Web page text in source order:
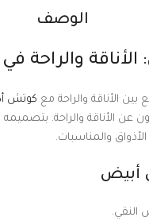
الوصف
والراحة
الأناقة والراحة مع كوتش
عن الأناقة والراحة. بتصميمه
والمناسبات.
أبيض
النقي.